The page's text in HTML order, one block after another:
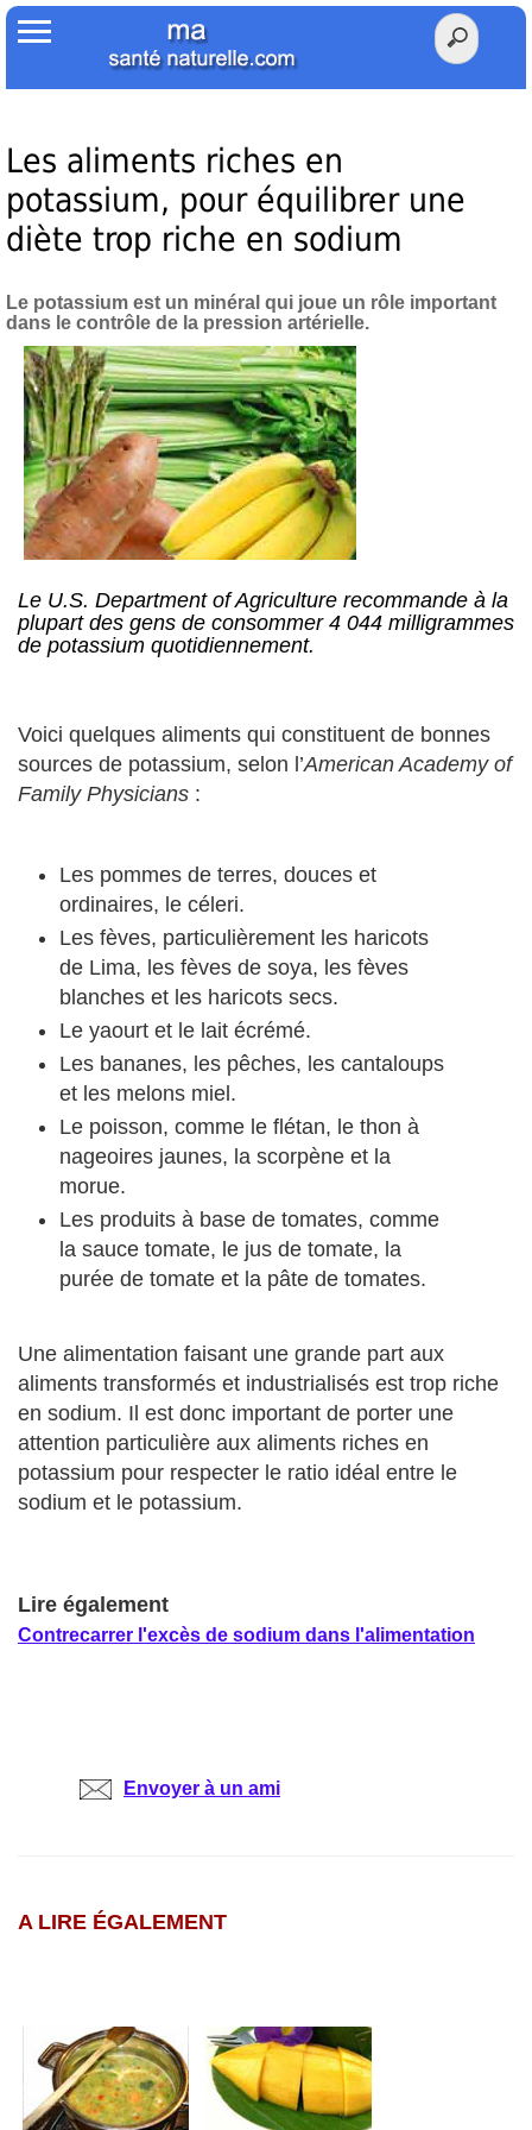
Accueil
Votre Santé
Poids Santé
Herbier
Membres Amis
Facebook
Twitter
Les aliments riches en
potassium, pour équilibrer une
diète trop riche en sodium
Le potassium est un minéral qui joue un rôle important
dans le contrôle de la pression artérielle.
Le U.S. Department of Agriculture recommande à la
plupart des gens de consommer 4 044 milligrammes
de potassium quotidiennement.
Voici quelques aliments qui constituent de bonnes
sources de potassium, selon l’American Academy of
Family Physicians :
Les pommes de terres, douces et
ordinaires, le céleri.
Les fèves, particulièrement les haricots
de Lima, les fèves de soya, les fèves
blanches et les haricots secs.
Le yaourt et le lait écrémé.
Les bananes, les pêches, les cantaloups
et les melons miel.
Le poisson, comme le flétan, le thon à
nageoires jaunes, la scorpène et la
morue.
Les produits à base de tomates, comme
la sauce tomate, le jus de tomate, la
purée de tomate et la pâte de tomates.
Une alimentation faisant une grande part aux
aliments transformés et industrialisés est trop riche
en sodium. Il est donc important de porter une
attention particulière aux aliments riches en
potassium pour respecter le ratio idéal entre le
sodium et le potassium.
Lire également
Contrecarrer l'excès de sodium dans l'alimentation
Envoyer à un ami
A LIRE ÉGALEMENT